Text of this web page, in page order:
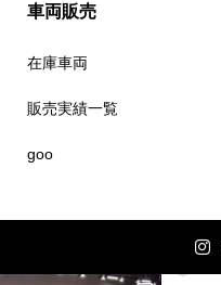
車両販売
在庫車両
販売実績一覧
goo